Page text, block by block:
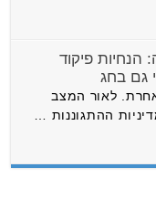
פיקוד
גם בחג
לאור המצב
ההתגוננות …